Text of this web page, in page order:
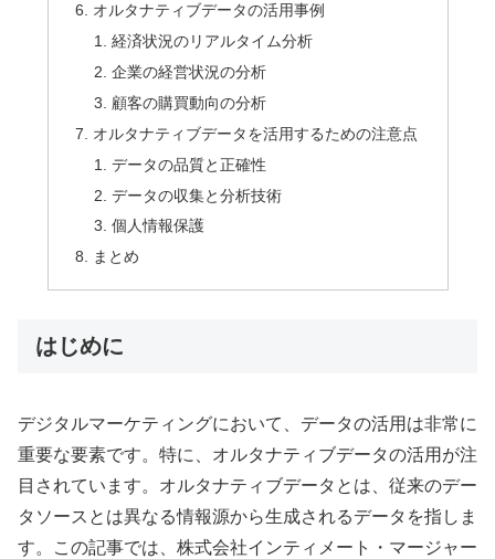
オルタナティブデータの活用事例
経済状況のリアルタイム分析
企業の経営状況の分析
顧客の購買動向の分析
オルタナティブデータを活用するための注意点
データの品質と正確性
データの収集と分析技術
個人情報保護
まとめ
はじめに
デジタルマーケティングにおいて、データの活用は非常に
重要な要素です。特に、オルタナティブデータの活用が注
目されています。オルタナティブデータとは、従来のデー
タソースとは異なる情報源から生成されるデータを指しま
す。この記事では、株式会社インティメート・マージャー